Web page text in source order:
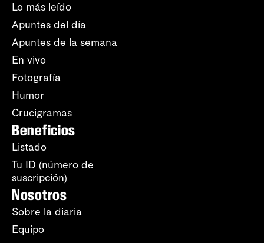
Lo más leído
Apuntes del día
Apuntes de la semana
En vivo
Fotografía
Humor
Crucigramas
Beneficios
Listado
Tu ID (número de
suscripción)
Nosotros
Sobre la diaria
Equipo